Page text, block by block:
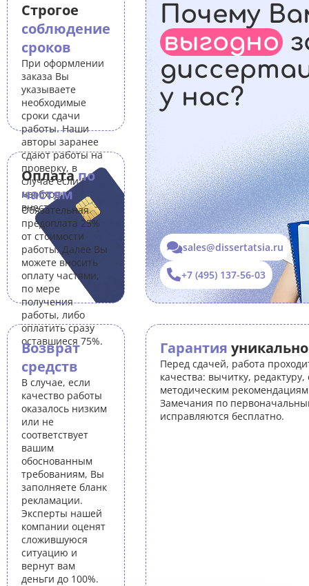
Строгое
соблюдение
сроков
При оформлении
заказа Вы
указываете
необходимые
сроки сдачи
работы. Наши
авторы заранее
сдают работы на
проверку, в
случае если Вам
необходимо
внести правки.
Оплатапо
частям
Обязательная
предоплата 25%
от стоимости
работы. Далее Вы
можете вносить
оплату частями,
по мере
получения
работы, либо
оплатить сразу
оставшиеся 75%.
Возврат
средств
В случае, если
качество работы
оказалось низким
или не
соответствует
вашим
обоснованным
требованиям, Вы
заполняете бланк
рекламации.
Эксперты нашей
компании оценят
сложившуюся
ситуацию и
вернут вам
деньги до 100%.
Почему
выгодно
у нас?
sales@dissertatsia.ru
+7 (495) 137-56-03
Гарантия
Перед сдачей, работа
качества: вычитку, редактуру,
методическим
Замечания по
исправляются бесплатно.